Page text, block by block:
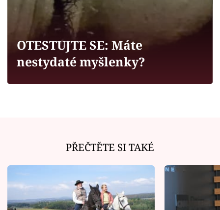
Sledujte prima+
Filmový festival Karlovy Vary
Sledujte nás
OTESTUJTE SE: Máte
nestydaté myšlenky?
PŘEČTĚTE SI TAKÉ